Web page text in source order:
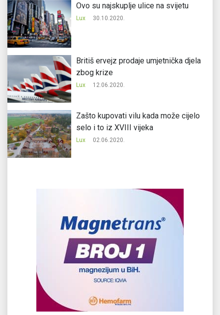
Ovo su najskuplje ulice na svijetu
Lux 30.10.2020.
Britiš ervejz prodaje umjetnička djela
zbog krize
Lux 12.06.2020.
Zašto kupovati vilu kada može cijelo
selo i to iz XVIII vijeka
Lux 02.06.2020.